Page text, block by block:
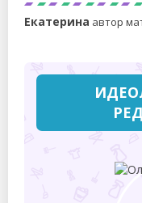
Екатерина автор